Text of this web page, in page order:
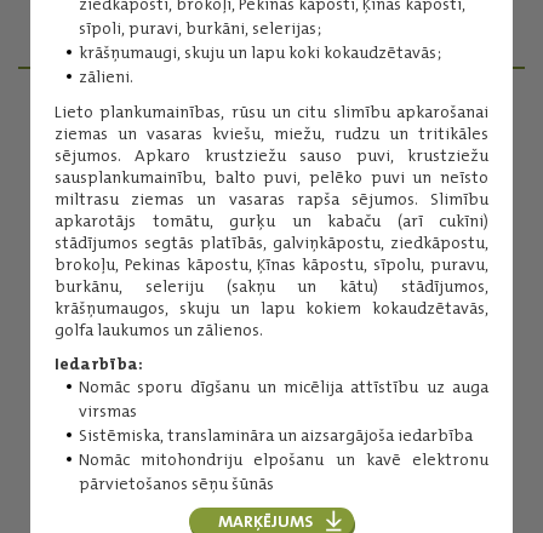
sīpoli, puravi, burkāni, selerijas;
krāšņumaugi, skuju un lapu koki kokaudzētavās;
zālieni.
Lieto plankumainības, rūsu un citu slimību apkarošanai
ziemas un vasaras kviešu, miežu, rudzu un tritikāles
sējumos. Apkaro krustziežu sauso puvi, krustziežu
sausplankumainību, balto puvi, pelēko puvi un neīsto
miltrasu ziemas un vasaras rapša sējumos. Slimību
apkarotājs tomātu, gurķu un kabaču (arī cukīni)
stādījumos segtās platībās, galviņkāpostu, ziedkāpostu,
brokoļu, Pekinas kāpostu, Ķīnas kāpostu, sīpolu, puravu,
burkānu, seleriju (sakņu un kātu) stādījumos,
krāšņumaugos, skuju un lapu kokiem kokaudzētavās,
golfa laukumos un zālienos.
Iedarbība:
Nomāc sporu dīgšanu un micēlija attīstību uz auga
virsmas
Sistēmiska, translamināra un aizsargājoša iedarbība
Nomāc mitohondriju elpošanu un kavē elektronu
pārvietošanos sēņu šūnās
MARĶĒJUMS
Lasīt vairāk
PRODUKTU MENEDŽERI
Augu aizsardzības līdzekļi
(+371) 29254276
inese.kuniga@balticagrolv.com